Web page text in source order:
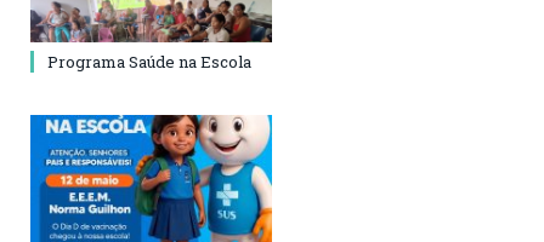
Programa Saúde na Escola